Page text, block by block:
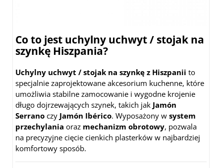
Co to jest uchylny uchwyt / stojak na
szynkę Hiszpania?
Uchylny uchwyt / stojak na szynkę z Hiszpanii to
specjalnie zaprojektowane akcesorium kuchenne, które
umożliwia stabilne zamocowanie i wygodne krojenie
długo dojrzewających szynek, takich jak Jamón
Serrano czy Jamón Ibérico. Wyposażony w system
przechylania oraz mechanizm obrotowy, pozwala
na precyzyjne cięcie cienkich plasterków w najbardziej
komfortowy sposób.